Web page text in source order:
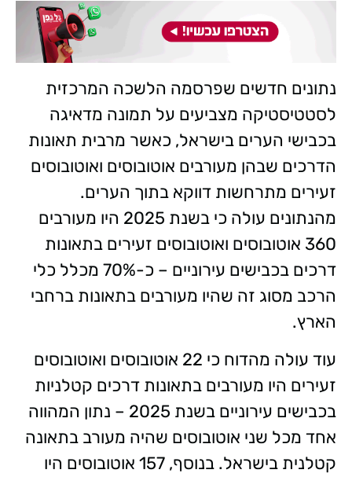
נתונים חדשים שפרסמה הלשכה המרכזית
לסטטיסטיקה מצביעים על תמונה מדאיגה
בכבישי הערים בישראל, כאשר מרבית תאונות
הדרכים שבהן מעורבים אוטובוסים ואוטובוסים
זעירים מתרחשות דווקא בתוך הערים.
מהנתונים עולה כי בשנת 2025 היו מעורבים
360 אוטובוסים ואוטובוסים זעירים בתאונות
דרכים בכבישים עירוניים – כ-70% מכלל כלי
הרכב מסוג זה שהיו מעורבים בתאונות ברחבי
הארץ.
עוד עולה מהדוח כי 22 אוטובוסים ואוטובוסים
זעירים היו מעורבים בתאונות דרכים קטלניות
בכבישים עירוניים בשנת 2025 – נתון המהווה
אחד מכל שני אוטובוסים שהיה מעורב בתאונה
קטלנית בישראל. בנוסף, 157 אוטובוסים היו